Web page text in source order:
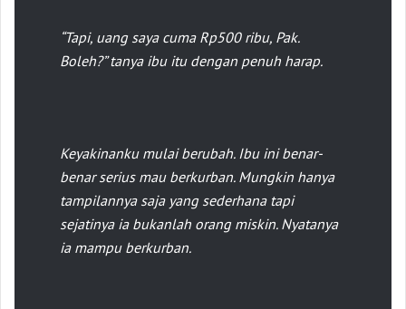
“Tapi, uang saya cuma Rp500 ribu, Pak.
Boleh?” tanya ibu itu dengan penuh harap.
Keyakinanku mulai berubah. Ibu ini benar-
benar serius mau berkurban. Mungkin hanya
tampilannya saja yang sederhana tapi
sejatinya ia bukanlah orang miskin. Nyatanya
ia mampu berkurban.